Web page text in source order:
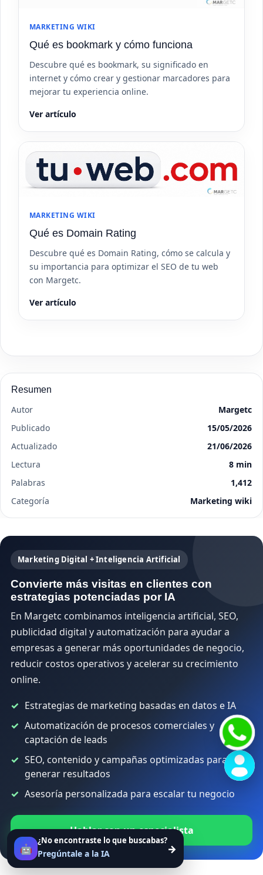
🤖
¿No encontraste lo que buscabas?
Pregúntale a la IA →
MARKETING WIKI
Qué es bookmark y cómo funciona
Descubre qué es bookmark, su significado en
internet y cómo crear y gestionar marcadores para
mejorar tu experiencia online.
Ver artículo
MARKETING WIKI
Qué es Domain Rating
Descubre qué es Domain Rating, cómo se calcula y
su importancia para optimizar el SEO de tu web
con Margetc.
Ver artículo
Resumen
Autor
Margetc
Publicado
15/05/2026
Actualizado
21/06/2026
Lectura
8 min
Palabras
1,412
Categoría
Marketing wiki
Marketing Digital + Inteligencia Artificial
Convierte más visitas en clientes con
estrategias potenciadas por IA
En Margetc combinamos inteligencia artificial, SEO,
publicidad digital y automatización para ayudar a
empresas a generar más oportunidades de negocio,
reducir costos operativos y acelerar su crecimiento
online.
Estrategias de marketing basadas en datos e IA
Automatización de procesos comerciales y
captación de leads
SEO, contenido y campañas optimizadas para
generar resultados
Asesoría personalizada para escalar tu negocio
Hablar con un especialista